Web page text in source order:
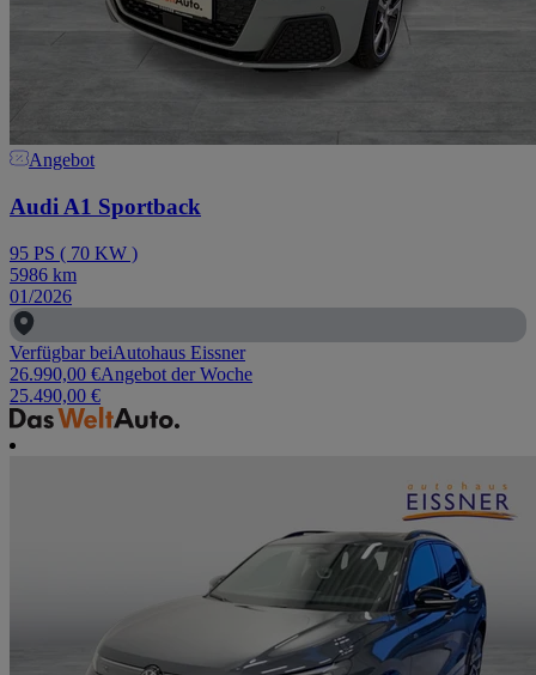
Angebot
Audi A1 Sportback
95 PS ( 70 KW )
5986 km
01/2026
Verfügbar beiAutohaus Eissner
26.990,00 €Angebot der Woche
25.490,00 €